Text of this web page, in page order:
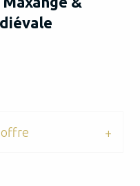
offre